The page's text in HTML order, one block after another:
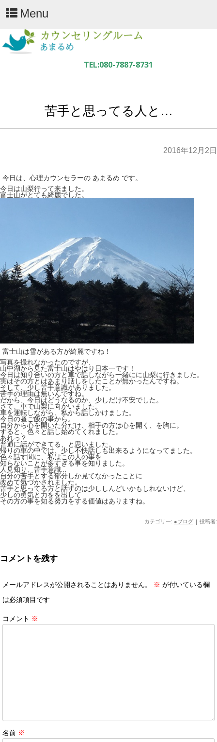
Menu
苦手と思ってる人と…
2016年12月2日
今日は、心理カウンセラーの あまるめ です。
今日は山梨行って来ました。
富士山がとても綺麗でした。
富士山は雪がある方が綺麗ですね！
写真を撮れなかったのですが、
山中湖から見た富士山はやはり日本一です！
今日は知り合いの方と車で話しながら一緒にに山梨に行きました。
実はその方とはあまり話しをしたことが無かったんですね。
そして、少し苦手意識がありました。
苦手の理由は無いんですね。
だから、今日はどうなるのか、少しだけ不安でした。
さて、車で山梨に向かいました。
車を運転しながら、私から話しかけました。
今日の昼ご飯の事から。
自分から心を開いた分だけ、相手の方は心を開く、を胸に。
すると、色々と話し始めてくれました。
あれっ？
普通に話ができてる、と思いました。
帰りの車の中では、少し不快話しも出来るようになってました。
色々話す間に、私はこの人の事を
知らないことが多すぎる事を知りました。
人見知り、苦手意識…
自分の苦手とする部分しか見てなかったことに
改めて気づかされました。
苦手と思ってる方と話すのは少ししんどいかもしれないけど、
少しの勇気と力をを出して
その方の事を知る努力をする価値はありますね。
カテゴリー: ●ブログ | 投稿者:
コメントを残す
メールアドレスが公開されることはありません。 ※ が付いている欄
は必須項目です
コメント ※
名前 ※